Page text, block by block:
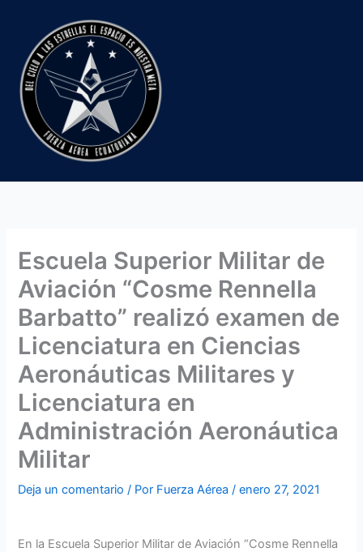
contenido
Escuela Superior Militar de
Aviación “Cosme Rennella
Barbatto” realizó examen de
Licenciatura en Ciencias
Aeronáuticas Militares y
Licenciatura en
Administración Aeronáutica
Militar
Deja un comentario / Por Fuerza Aérea/enero 27, 2021
En la Escuela Superior Militar de Aviación “Cosme Rennella